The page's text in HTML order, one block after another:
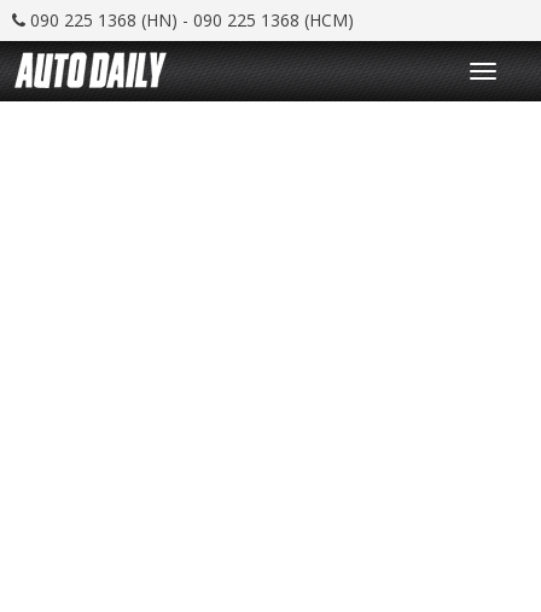
090 225 1368 (HN) - 090 225 1368 (HCM)
T
o
g